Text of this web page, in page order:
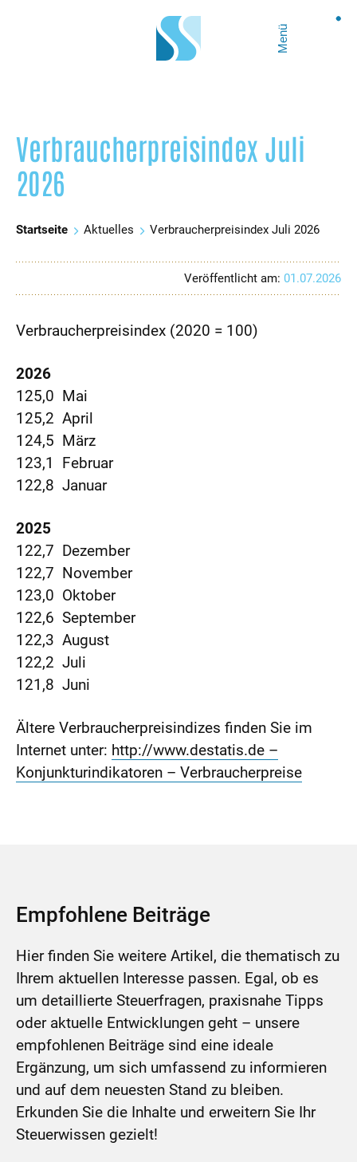
Menü
Verbraucherpreisindex Juli
2026
Startseite Aktuelles Verbraucherpreisindex Juli 2026
Veröffentlicht am: 01.07.2026
Verbraucherpreisindex (2020 = 100)
2026
125,0 Mai
125,2 April
124,5 März
123,1 Februar
122,8 Januar
2025
122,7 Dezember
122,7 November
123,0 Oktober
122,6 September
122,3 August
122,2 Juli
121,8 Juni
Ältere Verbraucherpreisindizes finden Sie im
Internet unter: http://www.destatis.de –
Konjunkturindikatoren – Verbraucherpreise
Empfohlene Beiträge
Hier finden Sie weitere Artikel, die thematisch zu
Ihrem aktuellen Interesse passen. Egal, ob es
um detaillierte Steuerfragen, praxisnahe Tipps
oder aktuelle Entwicklungen geht – unsere
empfohlenen Beiträge sind eine ideale
Ergänzung, um sich umfassend zu informieren
und auf dem neuesten Stand zu bleiben.
Erkunden Sie die Inhalte und erweitern Sie Ihr
Steuerwissen gezielt!